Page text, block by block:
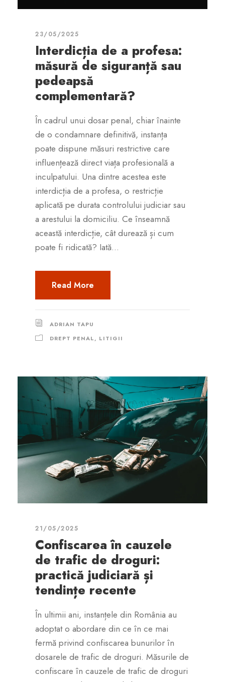
23/05/2025
Interdicția de a profesa:
măsură de siguranță sau
pedeapsă
complementară?
În cadrul unui dosar penal, chiar înainte
de o condamnare definitivă, instanța
poate dispune măsuri restrictive care
influențează direct viața profesională a
inculpatului. Una dintre acestea este
interdicția de a profesa, o restricție
aplicată pe durata controlului judiciar sau
a arestului la domiciliu. Ce înseamnă
această interdicție, cât durează și cum
poate fi ridicată? Iată...
Read More
ADRIAN TAPU
DREPT PENAL, LITIGII
21/05/2025
Confiscarea în cauzele
de trafic de droguri:
practică judiciară și
tendințe recente
În ultimii ani, instanțele din România au
adoptat o abordare din ce în ce mai
fermă privind confiscarea bunurilor în
dosarele de trafic de droguri. Măsurile de
confiscare în cauzele de trafic de droguri